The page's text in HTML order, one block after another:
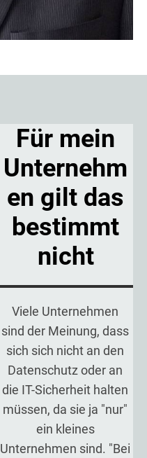
Für mein
Unternehm
en gilt das
bestimmt
nicht
Viele Unternehmen
sind der Meinung, dass
sich sich nicht an den
Datenschutz oder an
die IT-Sicherheit halten
müssen, da sie ja "nur"
ein kleines
Unternehmen sind. "Bei